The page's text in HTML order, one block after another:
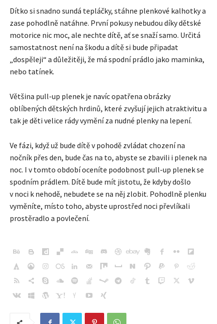
Dítko si snadno sundá tepláčky, stáhne plenkové kalhotky a
zase pohodlně natáhne. První pokusy nebudou díky dětské
motorice nic moc, ale nechte dítě, ať se snaží samo. Určitá
samostatnost není na škodu a dítě si bude připadat
„dospěleji“ a důležitěji, že má spodní prádlo jako maminka,
nebo tatínek.
Většina pull-up plenek je navíc opatřena obrázky
oblíbených dětských hrdinů, které zvyšují jejich atraktivitu a
tak je děti velice rády vymění za nudné plenky na lepení.
Ve fázi, když už bude dítě v pohodě zvládat chození na
nočník přes den, bude čas na to, abyste se zbavili i plenek na
noc. I v tomto období oceníte podobnost pull-up plenek se
spodním prádlem. Dítě bude mít jistotu, že kdyby došlo
v noci k nehodě, nebudete se na něj zlobit. Pohodlně plenku
vyměníte, místo toho, abyste uprostřed noci převlíkali
prostěradlo a povlečení.